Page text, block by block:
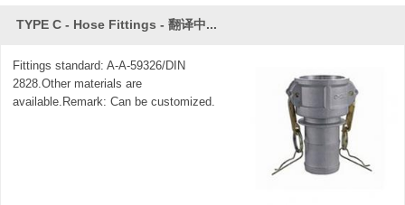
TYPE C - Hose Fittings - 翻译中...
Fittings standard: A-A-59326/DIN
2828.Other materials are
available.Remark: Can be customized.